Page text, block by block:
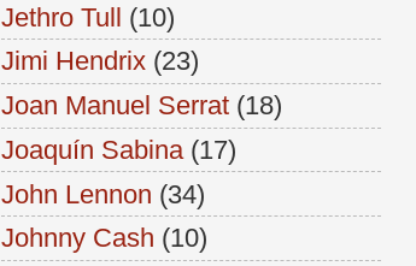
Jethro Tull (10)
Jimi Hendrix (23)
Joan Manuel Serrat (18)
Joaquín Sabina (17)
John Lennon (34)
Johnny Cash (10)